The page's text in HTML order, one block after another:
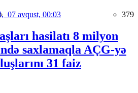
07 avqust, 00:03 379
hasilatı 8 milyon
saxlamaqla AÇG-yə
31 faiz